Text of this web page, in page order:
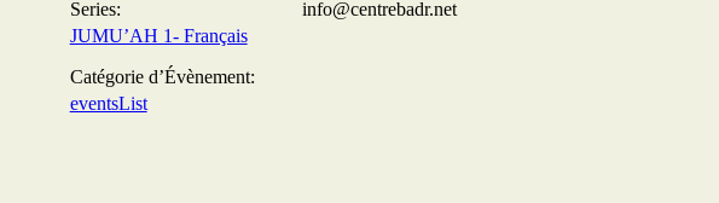
Series:
JUMU’AH 1- Français
Catégorie d’Évènement:
eventsList
info@centrebadr.net